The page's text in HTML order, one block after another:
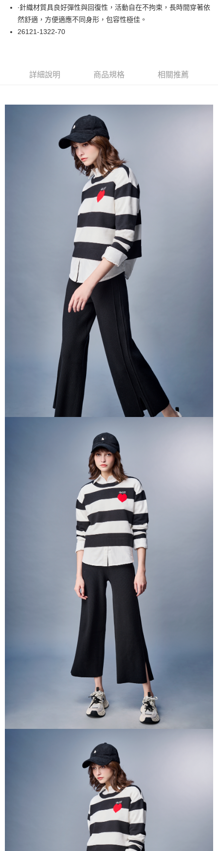
相關說明
【大哥付你分期使用說明】
1.本服務由台灣大哥大提供，台灣大哥大用戶可立即使用無須另外申請。
2.付款方式選擇「大哥付你分期」，訂單成立後會自動跳轉到大哥付的交易
消。如遇「轉專審核」未通過狀況，表示未達大哥付你分期系統評分，恕無
2.透過簡訊連結打開帳單後，可選擇「超商條碼／台灣大直營門市／銀行轉
帳／街口支付／iPASS MONEY」等通路繳費。
1.本服務係由「台灣大哥大股份有限公司」（以下簡稱本公司）所提供，讓
用戶於交易時，得透過本服務購買商品或服務，並由商店將買賣／分期付款
買賣價金債權讓與本公司後，依約使用本公司帳單繳交帳款。
2.基於同意付款使用「大哥付你分期」之契約關係目的，商店將以您的個人
資料（包含姓名、電話或地址）提供予台灣大哥大進項蒐集、處理及利用，
由本公司與您本人進行分期帳單所需資料之確認、核對及更正。
3.完整用戶服務條款，請詳閱以下連結：
https://oppay.tw/userRule
ATM付款
每筆NT$60，滿NT$1,000(含以上)免運費
每筆NT$60，滿NT$1,000(含以上)免運費
每筆NT$60，滿NT$1,000(含以上)免運費
每筆NT$60，滿NT$1,000(含以上)免運費
每筆NT$80，滿NT$1,000(含以上)免運費
∙針織材質具良好彈性與回復性，活動自在不拘束，長時間穿著依
然舒適，方便適應不同身形，包容性極佳。
26121-1322-70
詳細說明 商品規格 相關推薦